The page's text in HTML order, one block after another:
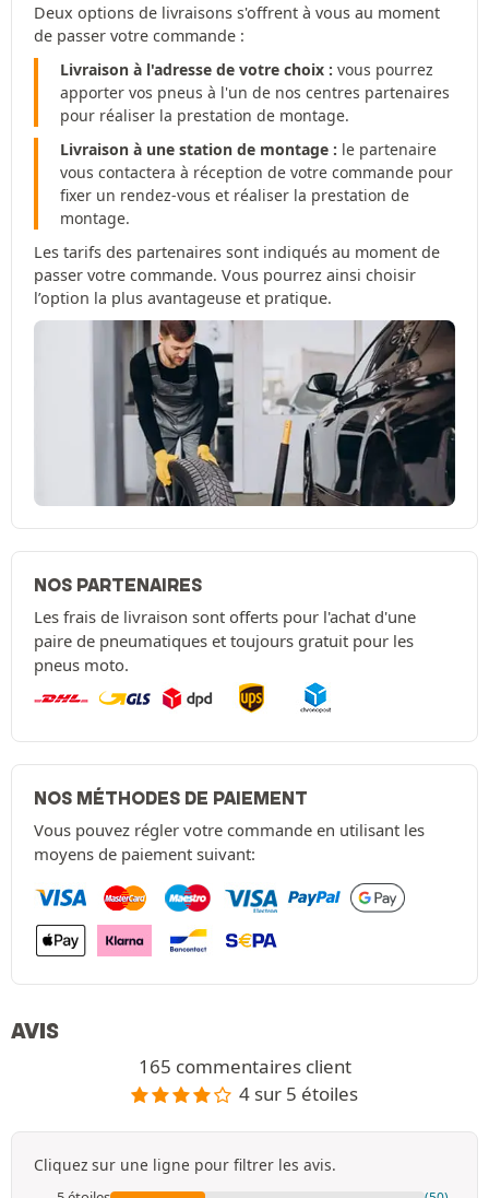
Deux options de livraisons s'offrent à vous au moment
de passer votre commande :
Livraison à l'adresse de votre choix : vous pourrez
apporter vos pneus à l'un de nos centres partenaires
pour réaliser la prestation de montage.
Livraison à une station de montage : le partenaire
vous contactera à réception de votre commande pour
fixer un rendez-vous et réaliser la prestation de
montage.
Les tarifs des partenaires sont indiqués au moment de
passer votre commande. Vous pourrez ainsi choisir
l’option la plus avantageuse et pratique.
NOS PARTENAIRES
Les frais de livraison sont offerts pour l'achat d'une
paire de pneumatiques et toujours gratuit pour les
pneus moto.
NOS MÉTHODES DE PAIEMENT
Vous pouvez régler votre commande en utilisant les
moyens de paiement suivant:
AVIS
165 commentaires client
4 sur 5 étoiles
Cliquez sur une ligne pour filtrer les avis.